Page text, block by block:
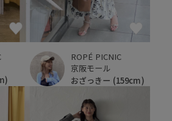
ROPÉ PICNIC
京阪モール
おざっきー (159cm)